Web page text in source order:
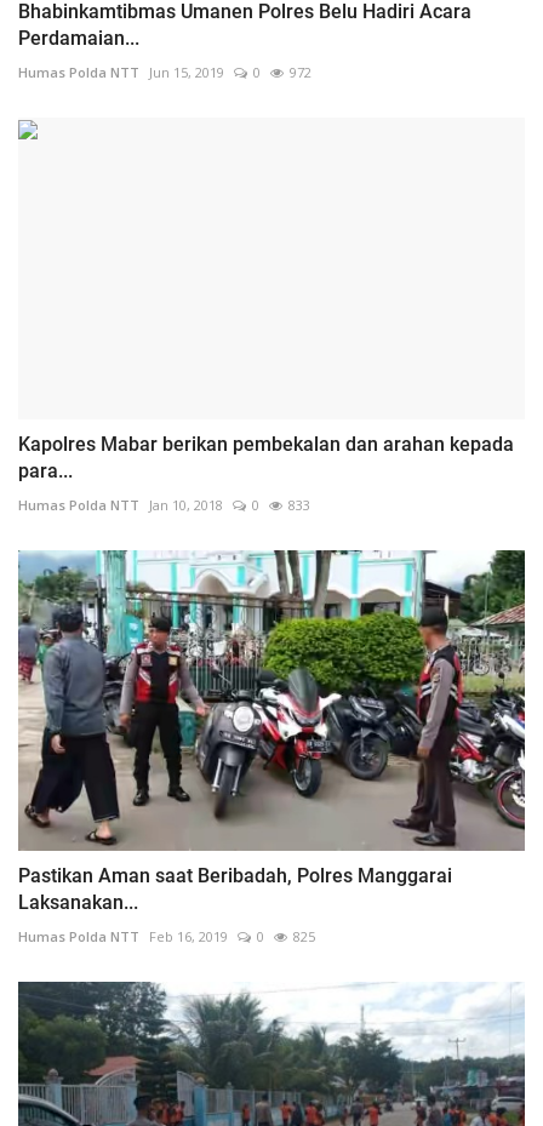
Bhabinkamtibmas Umanen Polres Belu Hadiri Acara
Perdamaian...
Humas Polda NTT Jun 15, 2019 0 972
Kapolres Mabar berikan pembekalan dan arahan kepada
para...
Humas Polda NTT Jan 10, 2018 0 833
Pastikan Aman saat Beribadah, Polres Manggarai
Laksanakan...
Humas Polda NTT Feb 16, 2019 0 825